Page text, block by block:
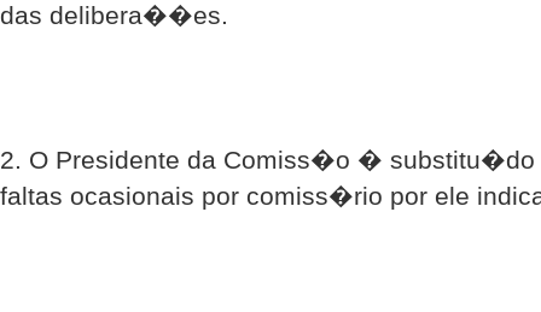
das delibera��es.
2. O Presidente da Comiss�o �
faltas ocasionais por comiss�rio por ele